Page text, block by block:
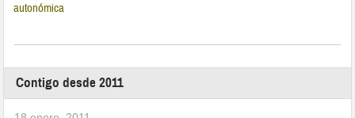
autonómica
Contigo desde 2011